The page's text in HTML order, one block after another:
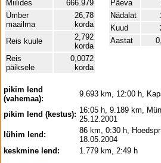
Miilides
666.979
Ümber
maailma
26,78
korda
Reis kuule
2,792
korda
Reis
päiksele
0,0072
korda
Päeva
Nädalat
Kuud
Aastat
pikim lend
(vahemaa):
9.693 km, 12:00 h,
pikim lend (kestus): 16:05 h, 9.189 km,
25.12.2001
lühim lend:
86 km, 0:30 h,
18.05.2004
keskmine lend:
1.779 km, 2:49 h